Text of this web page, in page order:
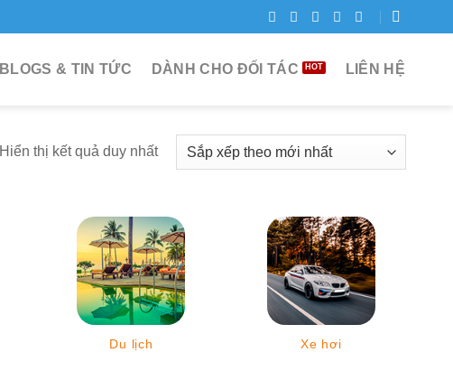
BLOGS & TIN TỨC DÀNH CHO ĐỐI TÁC LIÊN HỆ
Hiển thị kết quả duy nhất
Du lịch Xe hơi